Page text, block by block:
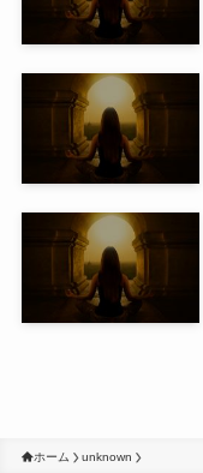
ホーム unknown